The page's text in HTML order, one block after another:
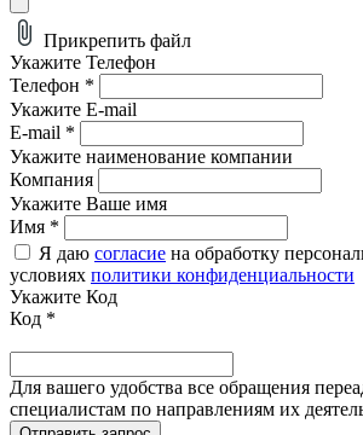
Прикрепить файл
Укажите Телефон
Телефон *
Укажите E-mail
E-mail *
Укажите наименование компании
Компания
Укажите Ваше имя
Имя *
Я даю согласие на обработку
условиях политики конфиденциальности
Укажите Код
Код *
Для вашего удобства все обращения
специалистам по направлениям их